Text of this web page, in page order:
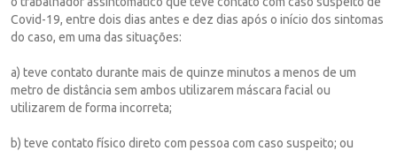
Covid-19, entre dois dias antes e dez dias após o início dos sintomas
do caso, em uma das situações:
a) teve contato durante mais de quinze minutos a menos de um
metro de distância sem ambos utilizarem máscara facial ou
utilizarem de forma incorreta;
b) teve contato físico direto com pessoa com caso suspeito; ou